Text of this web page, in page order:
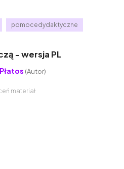
pomocedydaktyczne
- wersja PL
(Autor)
materiał